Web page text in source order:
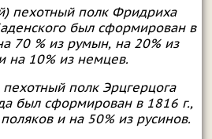
пехотный полк Фридриха
был сформирован в
70 % из румын, на 20% из
на 10% из немцев.
полк Эрцгерцога
был сформирован в 1816 г.,
и на 50% из русинов.